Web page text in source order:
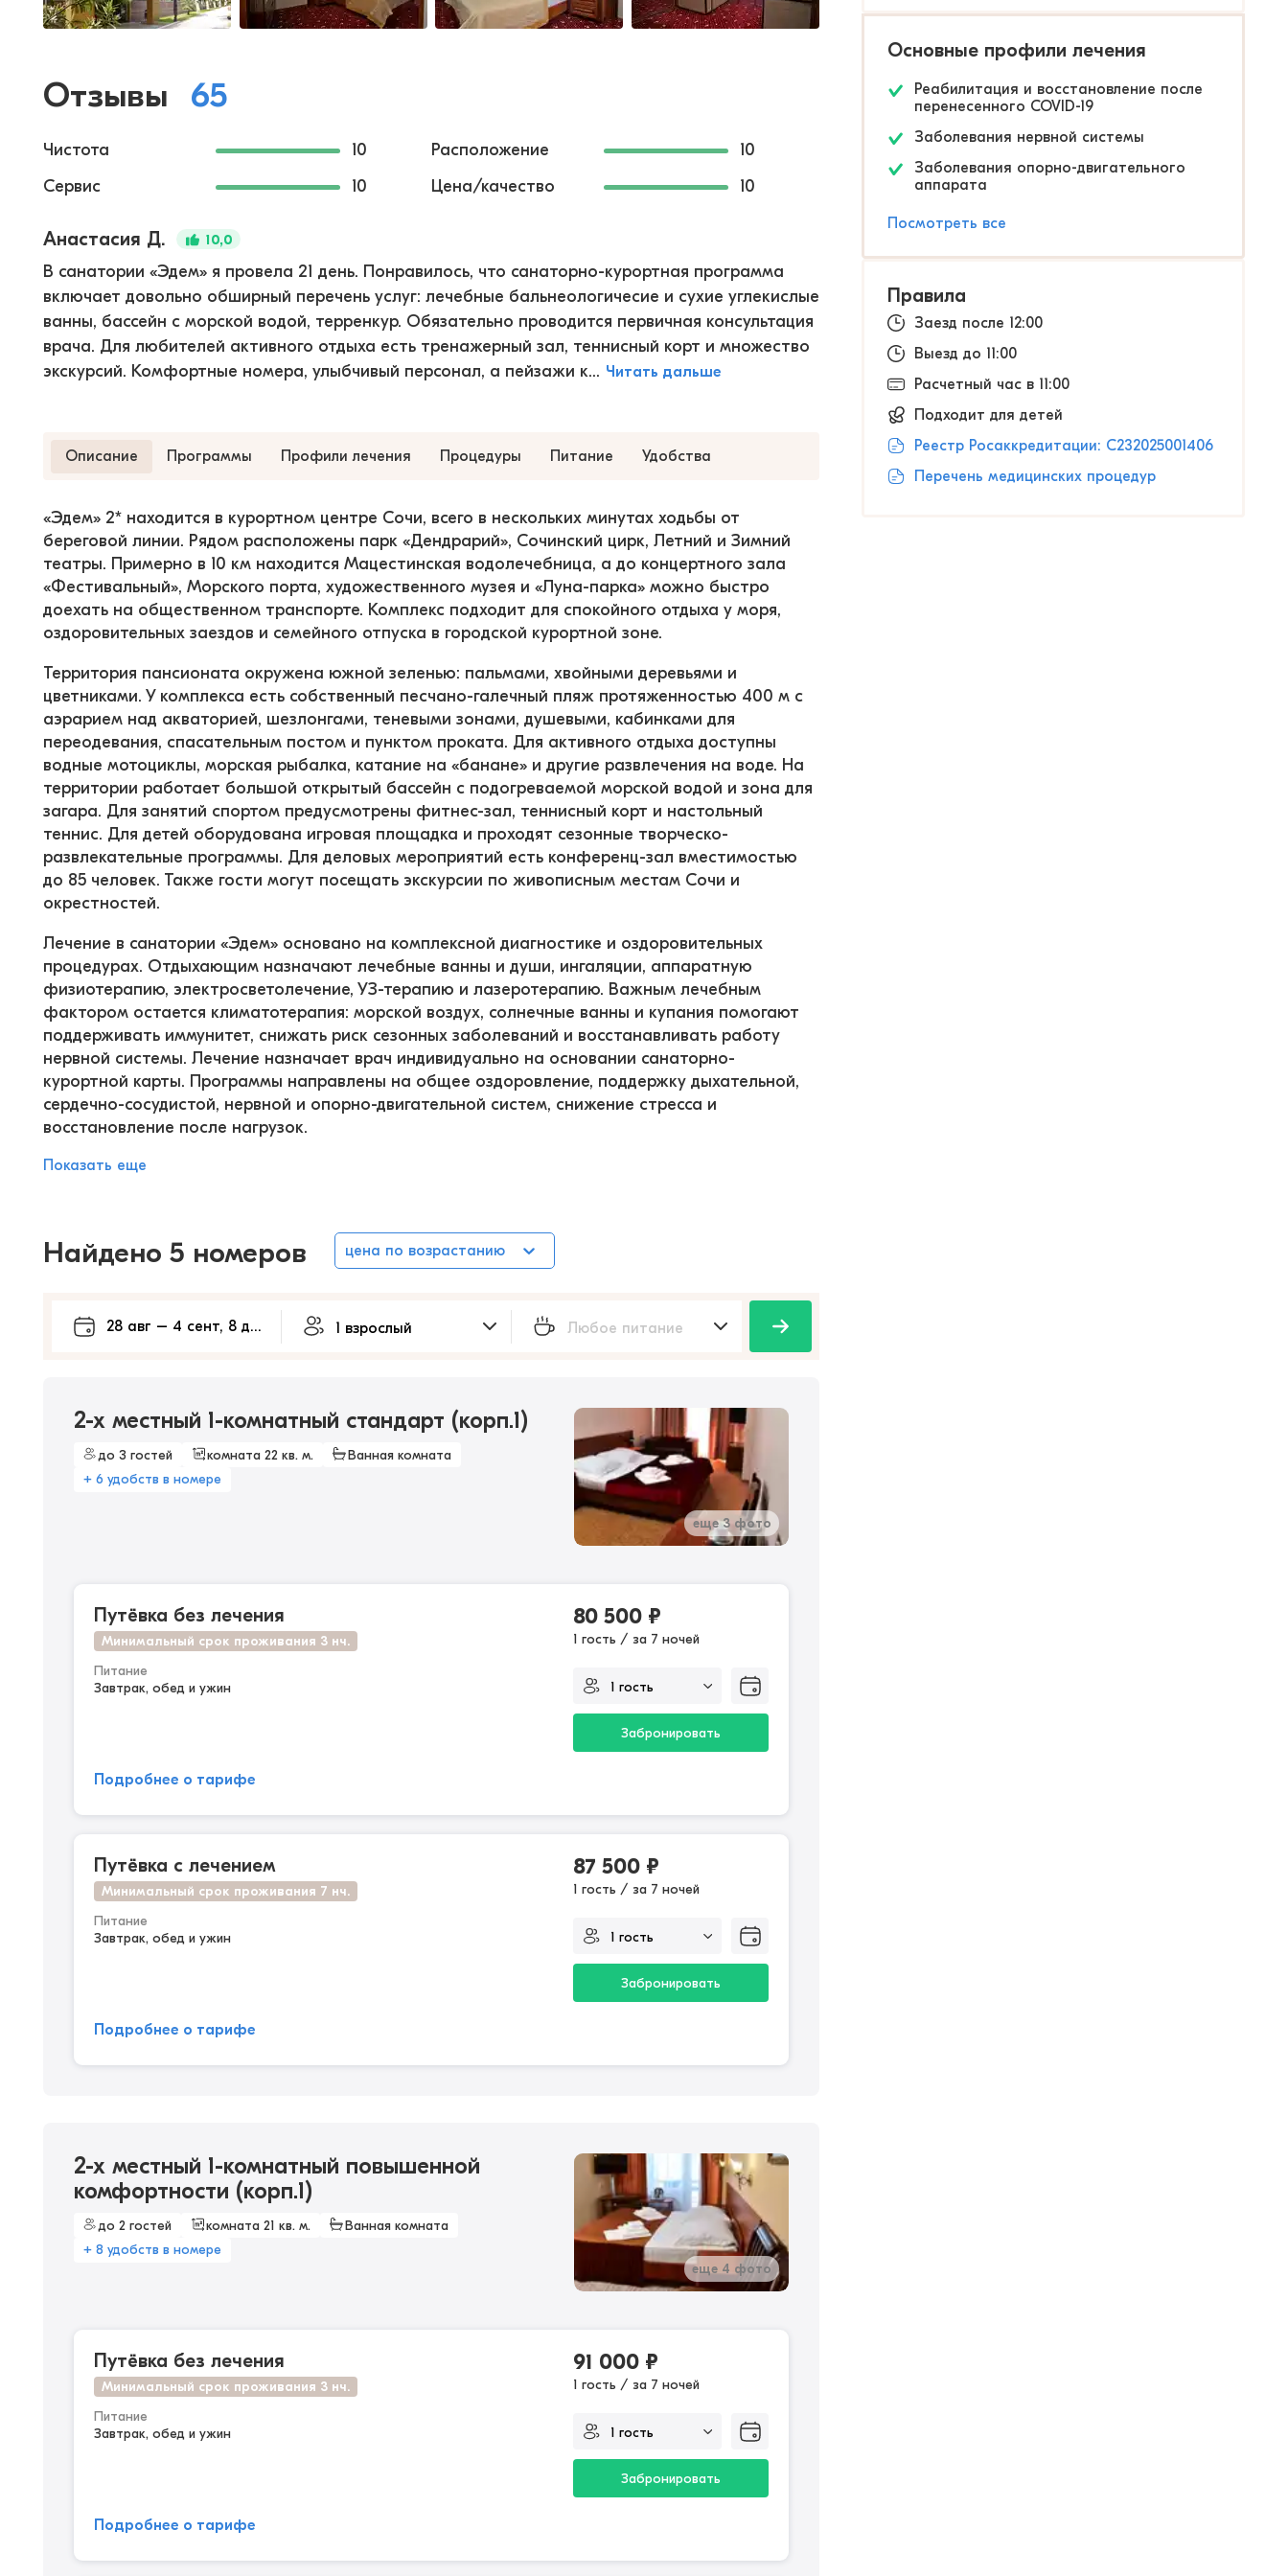
Отзывы 65
Чистота 10 Расположение
10
Сервис
10 Цена/качество 10
Анастасия Д. 10,0
В санатории «Эдем» я провела 21 день. Понравилось, что санаторно-курортная программа
включает довольно обширный перечень услуг: лечебные бальнеологичесие и сухие углекислые
ванны, бассейн с морской водой, терренкур. Обязательно проводится первичная консультация
врача. Для любителей активного отдыха есть тренажерный зал, теннисный корт и множество
экскурсий. Комфортные номера, улыбчивый персонал, а пейзажи к... Читать дальше
Описание Программы Профили лечения Процедуры Питание Удобства
«Эдем» 2* находится в курортном центре Сочи, всего в нескольких минутах ходьбы от
береговой линии. Рядом расположены парк «Дендрарий», Сочинский цирк, Летний и Зимний
театры. Примерно в 10 км находится Мацестинская водолечебница, а до концертного зала
«Фестивальный», Морского порта, художественного музея и «Луна-парка» можно быстро
доехать на общественном транспорте. Комплекс подходит для спокойного отдыха у моря,
оздоровительных заездов и семейного отпуска в городской курортной зоне.
Территория пансионата окружена южной зеленью: пальмами, хвойными деревьями и
цветниками. У комплекса есть собственный песчано-галечный пляж протяженностью 400 м с
аэрарием над акваторией, шезлонгами, теневыми зонами, душевыми, кабинками для
переодевания, спасательным постом и пунктом проката. Для активного отдыха доступны
водные мотоциклы, морская рыбалка, катание на «банане» и другие развлечения на воде. На
территории работает большой открытый бассейн с подогреваемой морской водой и зона для
загара. Для занятий спортом предусмотрены фитнес-зал, теннисный корт и настольный
теннис. Для детей оборудована игровая площадка и проходят сезонные творческо-
развлекательные программы. Для деловых мероприятий есть конференц-зал вместимостью
до 85 человек. Также гости могут посещать экскурсии по живописным местам Сочи и
окрестностей.
Лечение в санатории «Эдем» основано на комплексной диагностике и оздоровительных
процедурах. Отдыхающим назначают лечебные ванны и души, ингаляции, аппаратную
физиотерапию, электросветолечение, УЗ-терапию и лазеротерапию. Важным лечебным
фактором остается климатотерапия: морской воздух, солнечные ванны и купания помогают
поддерживать иммунитет, снижать риск сезонных заболеваний и восстанавливать работу
нервной системы. Лечение назначает врач индивидуально на основании санаторно-
курортной карты. Программы направлены на общее оздоровление, поддержку дыхательной,
сердечно-сосудистой, нервной и опорно-двигательной систем, снижение стресса и
восстановление после нагрузок.
Показать еще
Найдено 5 номеров цена по возрастанию
2-х местный 1-комнатный стандарт (корп.1)
до 3 гостей комната 22 кв. м.
Ванная комната
+ 6 удобств в номере
еще 3 фото
Путёвка без лечения
Минимальный срок проживания 3 нч.
Питание
Завтрак, обед и ужин
80 500 ₽
1 гость / за 7 ночей
Забронировать
Подробнее о тарифе
Путёвка с лечением
Минимальный срок проживания 7 нч.
Питание
Завтрак, обед и ужин
87 500 ₽
1 гость / за 7 ночей
Забронировать
Подробнее о тарифе
2-х местный 1-комнатный повышенной
комфортности (корп.1)
до 2 гостей комната 21 кв. м.
Ванная комната
+ 8 удобств в номере
еще 4 фото
Путёвка без лечения
Минимальный срок проживания 3 нч.
Питание
Завтрак, обед и ужин
91 000 ₽
1 гость / за 7 ночей
Забронировать
Подробнее о тарифе
Основные профили лечения
Реабилитация и восстановление после
перенесенного COVID-19
Заболевания нервной системы
Заболевания опорно-двигательного
аппарата
Посмотреть все
Правила
Заезд после 12:00
Выезд до 11:00
Расчетный час в 11:00
Подходит для детей
Реестр Росаккредитации: С232025001406
Перечень медицинских процедур